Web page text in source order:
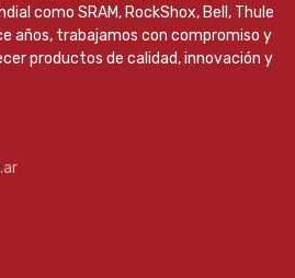
como SRAM, RockShox, Bell, Thule
años, trabajamos con compromiso y
productos de calidad, innovación y